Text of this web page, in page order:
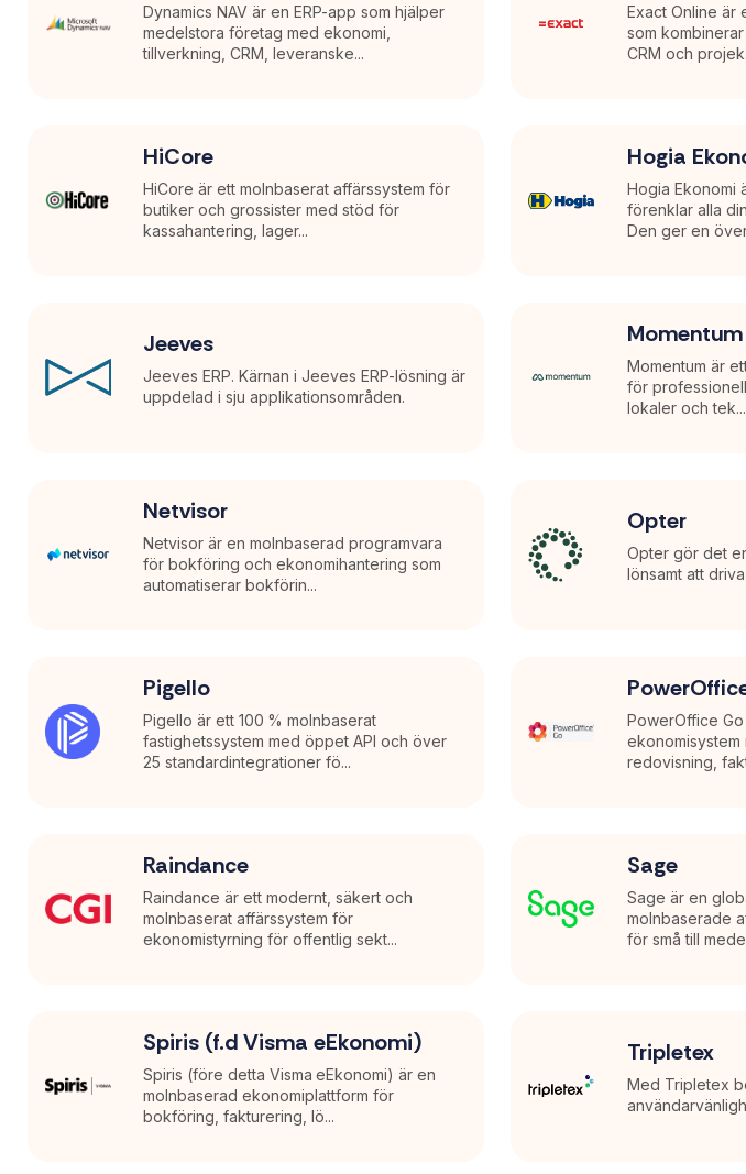
Dynamics NAV är en ERP-app som hjälper
medelstora företag med ekonomi,
tillverkning, CRM, leveranske...
Exact Online är
som
CRM och
HiCore
HiCore är ett molnbaserat affärssystem för
butiker och grossister med stöd för
kassahantering, lager...
Hogia
Hogia Ekonomi
förenklar alla
Den ger en
Jeeves
Jeeves ERP. Kärnan i Jeeves ERP-lösning är
uppdelad i sju applikationsområden.
Momentum
Momentum är
för
lokaler och tek...
Netvisor
Netvisor är en molnbaserad programvara
för bokföring och ekonomihantering som
automatiserar bokförin...
Opter
Opter gör det
lönsamt att
Pigello
Pigello är ett 100 % molnbaserat
fastighetssystem med öppet API och över
25 standardintegrationer fö...
PowerOffice
redovisning,
Raindance
Raindance är ett modernt, säkert och
molnbaserat affärssystem för
ekonomistyrning för offentlig sekt...
Sage
Sage är en
molnbaserade
för små till
Spiris (f.d Visma eEkonomi)
Spiris (före detta Visma eEkonomi) är en
molnbaserad ekonomiplattform för
bokföring, fakturering, lö...
Tripletex
Med Tripletex